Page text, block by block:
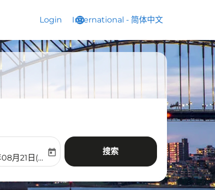
Login language
International - 简体中文
keyboard_arrow_down
labelreturn-date-aria-label
月21日(周五)
today 搜索